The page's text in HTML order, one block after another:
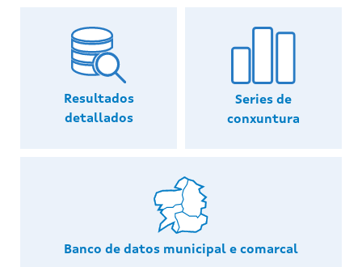
Resultados
detallados
Series de
conxuntura
Banco de datos municipal e comarcal